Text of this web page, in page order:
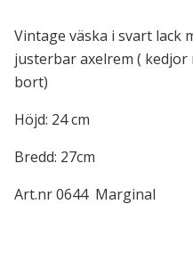
Vintage väska i svart lack
justerbar axelrem ( kedjor
bort)
Höjd: 24 cm
Bredd: 27cm
Art.nr 0644 Marginal